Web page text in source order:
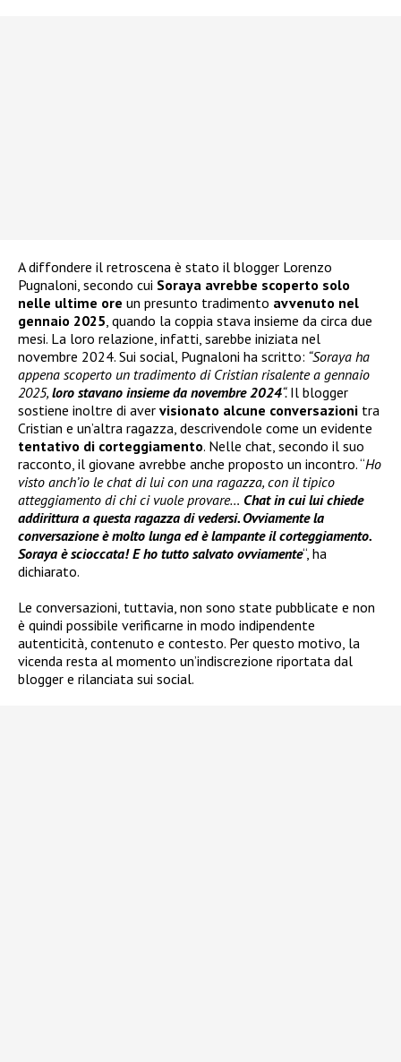
A diffondere il retroscena è stato il blogger Lorenzo
Pugnaloni, secondo cui Soraya avrebbe scoperto solo
nelle ultime ore un presunto tradimento avvenuto nel
gennaio 2025, quando la coppia stava insieme da circa due
mesi. La loro relazione, infatti, sarebbe iniziata nel
novembre 2024. Sui social, Pugnaloni ha scritto: “Soraya ha
appena scoperto un tradimento di Cristian risalente a gennaio
2025, loro stavano insieme da novembre 2024“. Il blogger
sostiene inoltre di aver visionato alcune conversazioni tra
Cristian e un’altra ragazza, descrivendole come un evidente
tentativo di corteggiamento. Nelle chat, secondo il suo
racconto, il giovane avrebbe anche proposto un incontro. “Ho
visto anch’io le chat di lui con una ragazza, con il tipico
atteggiamento di chi ci vuole provare… Chat in cui lui chiede
addirittura a questa ragazza di vedersi. Ovviamente la
conversazione è molto lunga ed è lampante il corteggiamento.
Soraya è scioccata! E ho tutto salvato ovviamente“, ha
dichiarato.
Le conversazioni, tuttavia, non sono state pubblicate e non
è quindi possibile verificarne in modo indipendente
autenticità, contenuto e contesto. Per questo motivo, la
vicenda resta al momento un’indiscrezione riportata dal
blogger e rilanciata sui social.